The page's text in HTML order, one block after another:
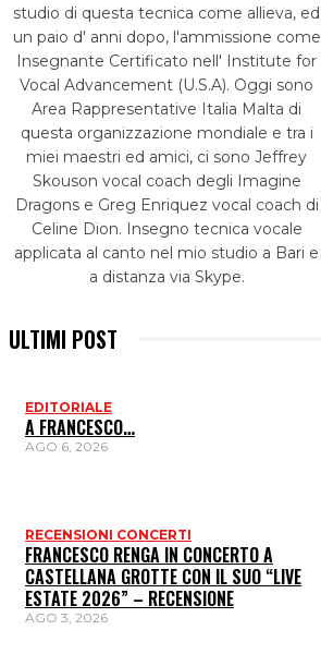
studio di questa tecnica come allieva, ed
un paio d' anni dopo, l'ammissione come
Insegnante Certificato nell' Institute for
Vocal Advancement (U.S.A). Oggi sono
Area Rappresentative Italia Malta di
questa organizzazione mondiale e tra i
miei maestri ed amici, ci sono Jeffrey
Skouson vocal coach degli Imagine
Dragons e Greg Enriquez vocal coach di
Celine Dion. Insegno tecnica vocale
applicata al canto nel mio studio a Bari e
a distanza via Skype.
ULTIMI POST
EDITORIALE
A FRANCESCO…
AGO 6, 2026
RECENSIONI CONCERTI
FRANCESCO RENGA IN CONCERTO A
CASTELLANA GROTTE CON IL SUO “LIVE
ESTATE 2026” – RECENSIONE
AGO 3, 2026